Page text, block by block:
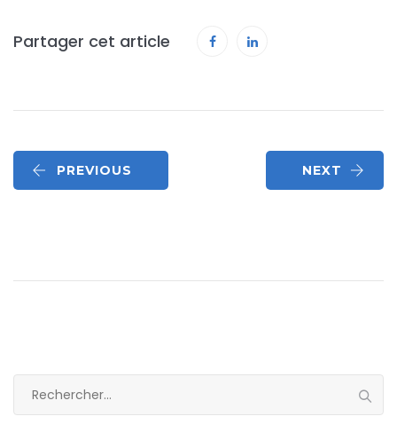
Partager cet article
PREVIOUS NEXT